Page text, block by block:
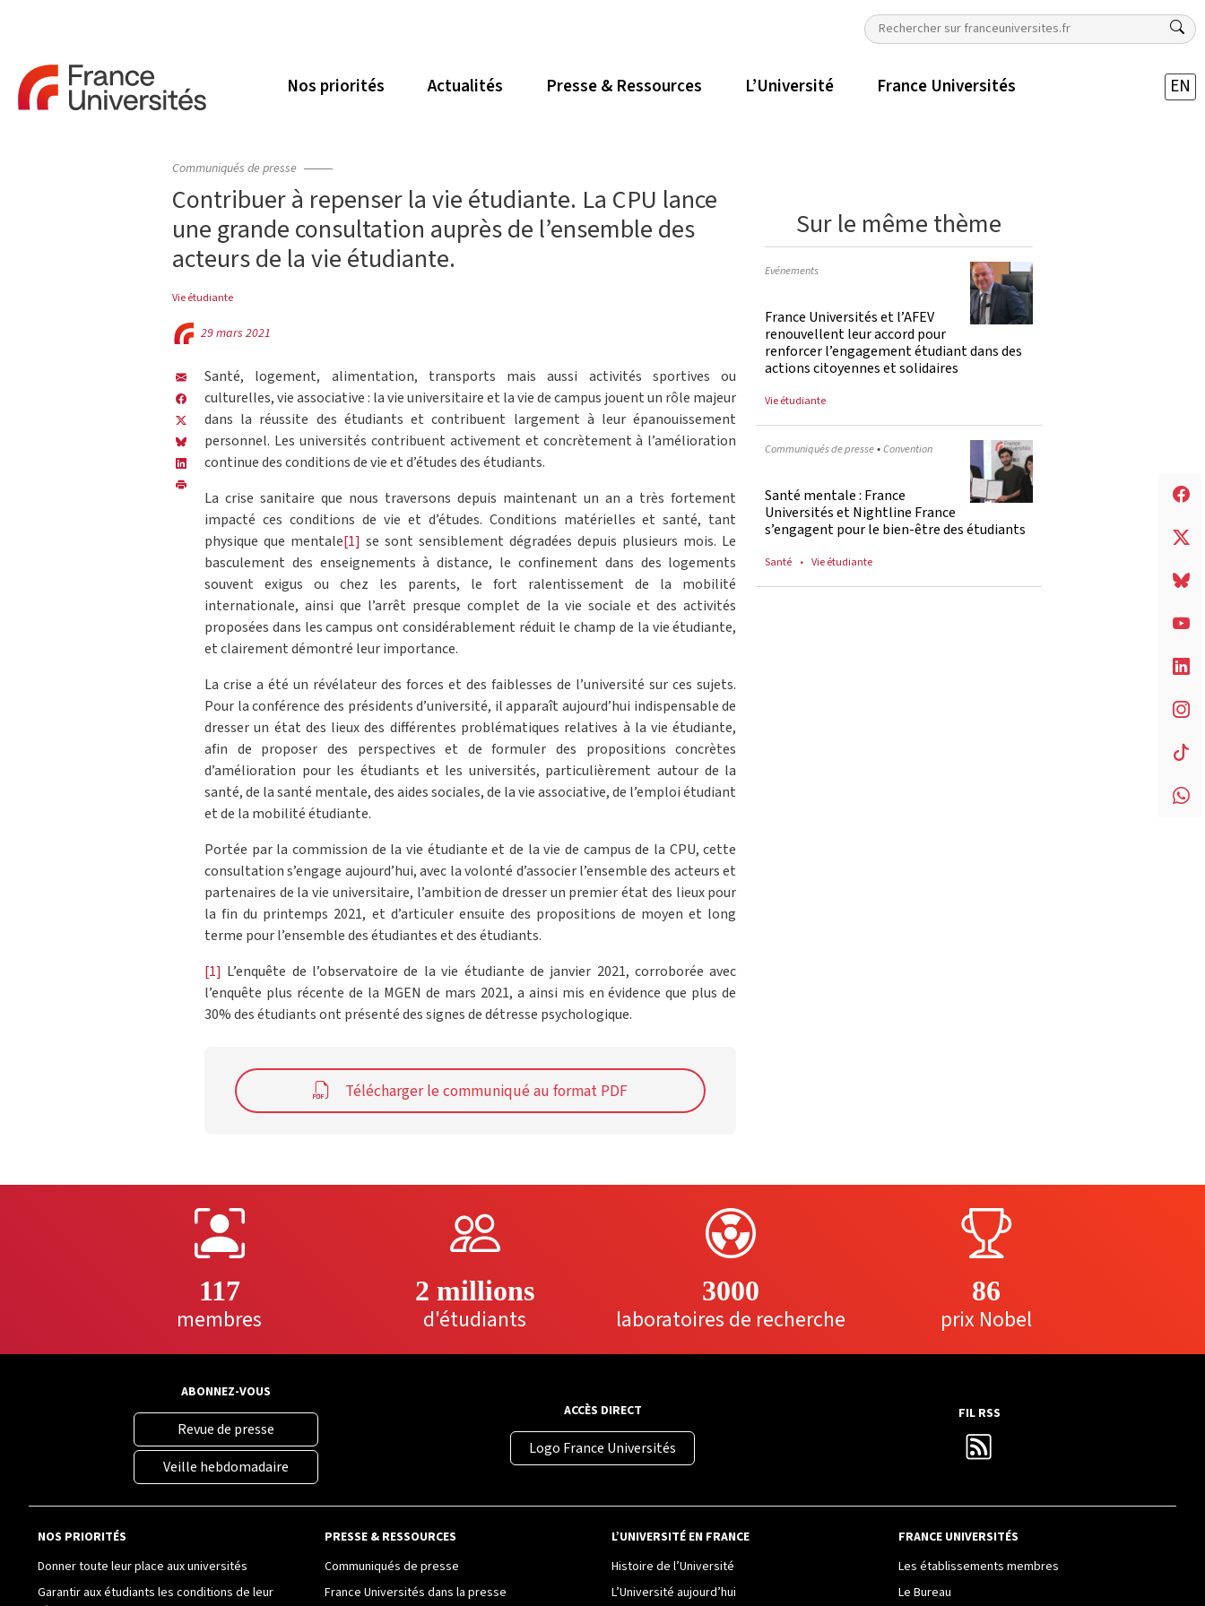
Nos priorités Actualités Presse & Ressources L’Université France Universités EN
Communiqués de presse
Contribuer à repenser la vie étudiante. La CPU lance
une grande consultation auprès de l’ensemble des
acteurs de la vie étudiante.
Vie étudiante
29 mars 2021
Santé, logement, alimentation, transports mais aussi activités sportives ou
culturelles, vie associative : la vie universitaire et la vie de campus jouent un rôle majeur
dans la réussite des étudiants et contribuent largement à leur épanouissement
personnel. Les universités contribuent activement et concrètement à l’amélioration
continue des conditions de vie et d’études des étudiants.
La crise sanitaire que nous traversons depuis maintenant un an a très fortement
impacté ces conditions de vie et d’études. Conditions matérielles et santé, tant
physique que mentale[1] se sont sensiblement dégradées depuis plusieurs mois. Le
basculement des enseignements à distance, le confinement dans des logements
souvent exigus ou chez les parents, le fort ralentissement de la mobilité
internationale, ainsi que l’arrêt presque complet de la vie sociale et des activités
proposées dans les campus ont considérablement réduit le champ de la vie étudiante,
et clairement démontré leur importance.
La crise a été un révélateur des forces et des faiblesses de l’université sur ces sujets.
Pour la conférence des présidents d’université, il apparaît aujourd’hui indispensable de
dresser un état des lieux des différentes problématiques relatives à la vie étudiante,
afin de proposer des perspectives et de formuler des propositions concrètes
d’amélioration pour les étudiants et les universités, particulièrement autour de la
santé, de la santé mentale, des aides sociales, de la vie associative, de l’emploi étudiant
et de la mobilité étudiante.
Portée par la commission de la vie étudiante et de la vie de campus de la CPU, cette
consultation s’engage aujourd’hui, avec la volonté d’associer l’ensemble des acteurs et
partenaires de la vie universitaire, l’ambition de dresser un premier état des lieux pour
la fin du printemps 2021, et d’articuler ensuite des propositions de moyen et long
terme pour l’ensemble des étudiantes et des étudiants.
[1] L’enquête de l’observatoire de la vie étudiante de janvier 2021, corroborée avec
l’enquête plus récente de la MGEN de mars 2021, a ainsi mis en évidence que plus de
30% des étudiants ont présenté des signes de détresse psychologique.
Télécharger le communiqué au format PDF
Sur le même thème
Evénements
France Universités et l’AFEV
renouvellent leur accord pour
renforcer l’engagement étudiant dans des
actions citoyennes et solidaires
Vie étudiante
Communiqués de presse•Convention
Santé mentale : France
Universités et Nightline France
s’engagent pour le bien-être des étudiants
Santé Vie étudiante
117
membres
2 millions
d'étudiants
3000
laboratoires de recherche
86
prix Nobel
ABONNEZ-VOUS
Revue de presse
Veille hebdomadaire
ACCÈS DIRECT
Logo France Universités
FIL RSS
NOS PRIORITÉS
Donner toute leur place aux universités
Garantir aux étudiants les conditions de leur
PRESSE & RESSOURCES
Communiqués de presse
France Universités dans la presse
L’UNIVERSITÉ EN FRANCE
Histoire de l’Université
L’Université aujourd’hui
FRANCE UNIVERSITÉS
Les établissements membres
Le Bureau